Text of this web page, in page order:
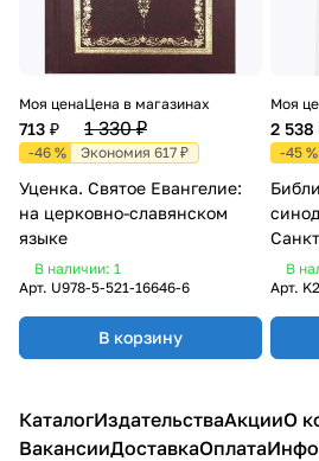
Моя цена
713 ₽
Цена в магазинах
1 330 ₽
-46 % Экономия 617 ₽
Уценка. Святое Евангелие:
на церковно-славянском
языке
В наличии: 1
Арт. U978-5-521-16646-6
В корзину
Моя
2 538
-45 %
В
Арт.
КаталогИздательстваАкцииО
ВакансииДоставкаОплата